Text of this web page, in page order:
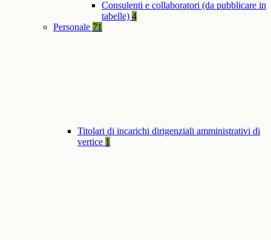
Consulenti e collaboratori (da pubblicare in
tabelle) 4
Personale 71
Titolari di incarichi dirigenziali amministrativi di
vertice 1